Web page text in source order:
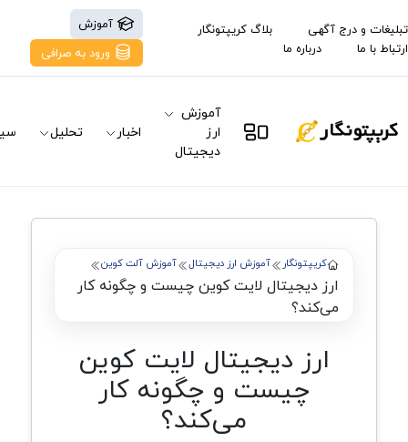
تبلیغات و درج آگهی
بلاگ کریپتونگار
ارتباط با ما
درباره ما
آموزش
ورود به صرافی
آموزش
ارز
دیجیتال
اخبار تحلیل
کریپتونگار آموزش ارز دیجیتال آموزش آلت کوین
ارز دیجیتال لایت کوین چیست و چگونه کار
می‌کند؟
ارز دیجیتال لایت کوین
چیست و چگونه کار
می‌کند؟